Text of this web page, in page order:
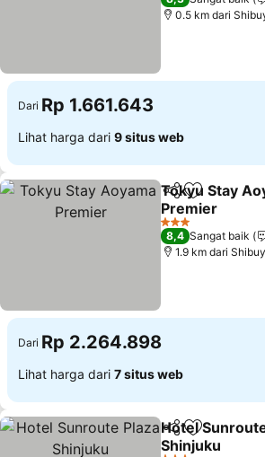
0.5 km dari
Dari Rp 1.661.643
Lihat harga dari 9 situs web
Bagikan
Tokyu Stay
Premier
3 Bintang
8,4 Sangat baik
1.9 km dari
Dari Rp 2.264.898
Lihat harga dari 7 situs web
Bagikan
Hotel
Shinjuku